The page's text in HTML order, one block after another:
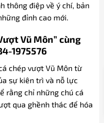
thông điệp về ý chí, bản
đỉnh cao mới.
Vũ Môn” cùng
1975576
chép vượt Vũ Môn từ
sự kiên trì và nỗ lực
rằng chỉ những chú cá
qua ghềnh thác để hóa